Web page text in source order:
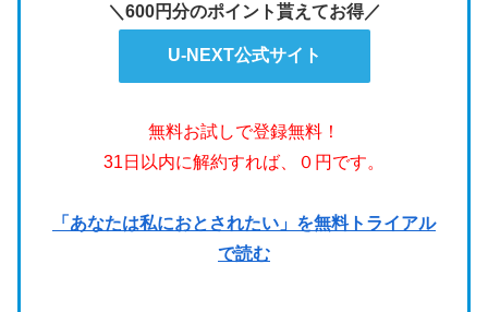
＼600円分のポイント貰えてお得／
U-NEXT公式サイト
無料お試しで登録無料！
31日以内に解約すれば、０円です。
「あなたは私におとされたい」を無料トライアル
で読む